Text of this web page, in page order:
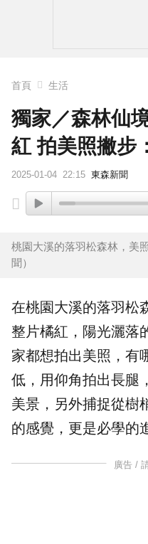
首頁 生活
獨家／森林仙
紅 拍美照撇步
2025-01-04 22:15 東森新聞
桃園大溪的落羽松森林，美
聞）
在桃園大溪的落羽松
整片橘紅，陽光灑落
家都想拍出美照 ，有
低，用仰角拍出長腿
美景，另外捕捉從樹
的感覺，更是必學的
廣告 /